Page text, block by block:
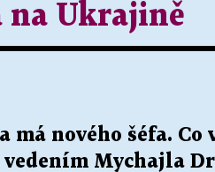
na Ukrajině
nového šéfa. Co
Mychajla